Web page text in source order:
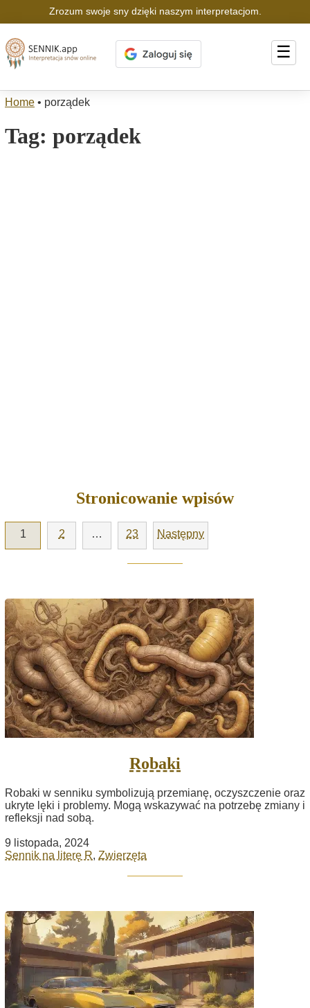
Zrozum swoje sny dzięki naszym interpretacjom.
☰
Home • porządek
Tag: porządek
Stronicowanie wpisów
1 2 … 23 Następny
Robaki
Robaki w senniku symbolizują przemianę, oczyszczenie oraz
ukryte lęki i problemy. Mogą wskazywać na potrzebę zmiany i
refleksji nad sobą.
9 listopada, 2024
Sennik na literę R, Zwierzęta